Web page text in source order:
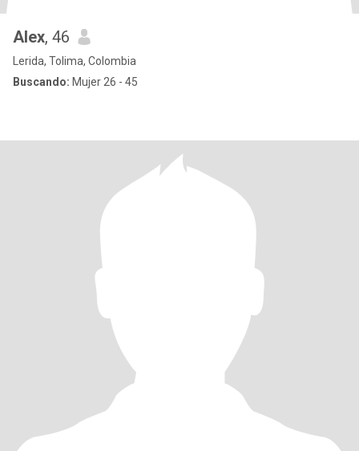
Alex, 46
Lerida, Tolima, Colombia
Buscando: Mujer 26 - 45